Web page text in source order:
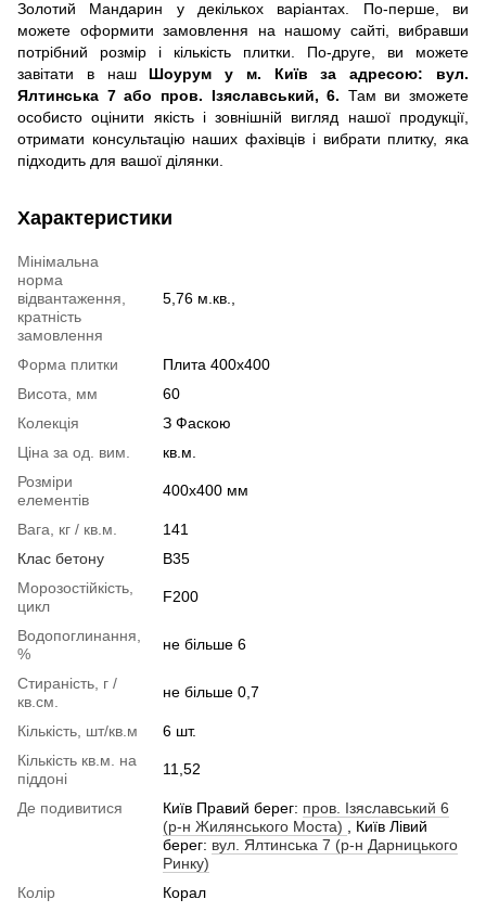
Золотий Мандарин у декількох варіантах. По-перше, ви
можете оформити замовлення на нашому сайті, вибравши
потрібний розмір і кількість плитки. По-друге, ви можете
завітати в наш Шоурум у м. Київ за адресою: вул.
Ялтинська 7 або пров. Ізяславський, 6. Там ви зможете
особисто оцінити якість і зовнішній вигляд нашої продукції,
отримати консультацію наших фахівців і вибрати плитку, яка
підходить для вашої ділянки.
Характеристики
Мінімальна
норма
відвантаження,
кратність
замовлення
5,76 м.кв.,
Форма плитки
Плита 400х400
Висота, мм
60
Колекція
З Фаскою
Ціна за од. вим.
кв.м.
Розміри
елементів
400x400 мм
Вага, кг / кв.м.
141
Клас бетону
В35
Морозостійкість,
цикл
F200
Водопоглинання,
%
не більше 6
Стираність, г /
кв.см.
не більше 0,7
Кількість, шт/кв.м
6 шт.
Кількість кв.м. на
піддоні
11,52
Де подивитися Київ Правий берег: пров. Ізяславський 6
(р-н Жилянського Моста)
, Київ Лівий
берег: вул. Ялтинська 7 (р-н Дарницького
Ринку)
Колір
Корал